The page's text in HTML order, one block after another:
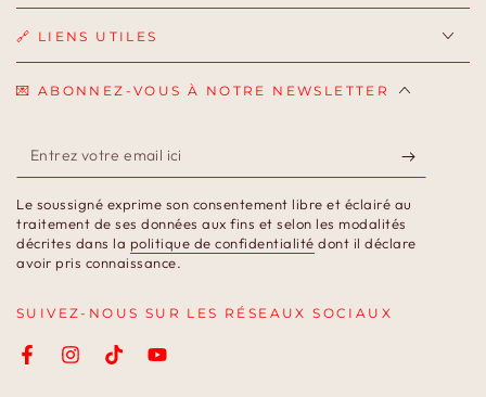
🔗 LIENS UTILES
💌 ABONNEZ-VOUS À NOTRE NEWSLETTER
Entrez
votre
email
ici
Le soussigné exprime son consentement libre et éclairé au
traitement de ses données aux fins et selon les modalités
décrites dans la politique de confidentialité dont il déclare
avoir pris connaissance.
SUIVEZ-NOUS SUR LES RÉSEAUX SOCIAUX
FacebookInstagramTikTokYouTube